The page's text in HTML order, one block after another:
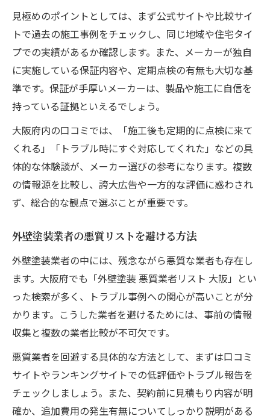
見極めのポイントとしては、まず公式サイトや比較サイ
トで過去の施工事例をチェックし、同じ地域や住宅タイ
プでの実績があるか確認します。また、メーカーが独自
に実施している保証内容や、定期点検の有無も大切な基
準です。保証が手厚いメーカーは、製品や施工に自信を
持っている証拠といえるでしょう。
大阪府内の口コミでは、「施工後も定期的に点検に来て
くれる」「トラブル時にすぐ対応してくれた」などの具
体的な体験談が、メーカー選びの参考になります。複数
の情報源を比較し、誇大広告や一方的な評価に惑わされ
ず、総合的な観点で選ぶことが重要です。
外壁塗装業者の悪質リストを避ける方法
外壁塗装業者の中には、残念ながら悪質な業者も存在し
ます。大阪府でも「外壁塗装 悪質業者リスト 大阪」とい
った検索が多く、トラブル事例への関心が高いことが分
かります。こうした業者を避けるためには、事前の情報
収集と複数の業者比較が不可欠です。
悪質業者を回避する具体的な方法として、まずは口コミ
サイトやランキングサイトでの低評価やトラブル報告を
チェックしましょう。また、契約前に見積もり内容が明
確か、追加費用の発生有無についてしっかり説明がある